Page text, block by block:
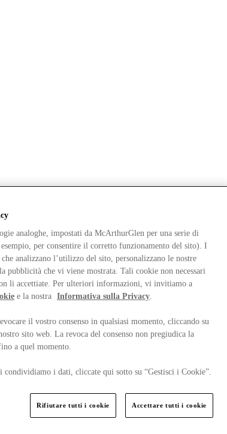
analoghe, impostati da McArthurGlen per una serie di
per consentire il corretto funzionamento del sito). I
analizzano l’utilizzo del sito, personalizzano le nostre
pubblicità che vi viene mostrata. Tali cookie non necessari
li accettiate. Per ulteriori informazioni, vi invitiamo a
e la nostra Informativa sulla Privacy
il vostro consenso in qualsiasi momento, cliccando su
sito web. La revoca del consenso non pregiudica la
a quel momento.
i dati, cliccate qui sotto su “Gestisci i Cookie”.
Rifiutare tutti i cookie Accettare tutti i cookie